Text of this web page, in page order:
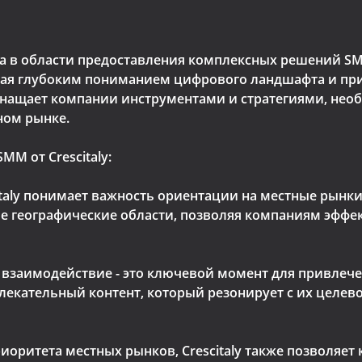
в области предоставления комплексных решений
глубоким пониманием цифрового ландшафта и
компании инструментами и стратегиями,
рынке.
от Crescitaly:
понимает важность ориентации на местные
географические области, позволяя компаниям
- это ключевой момент для
контент, который резонирует с их
местных рынков, Crescitaly также